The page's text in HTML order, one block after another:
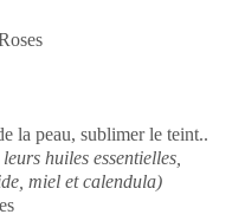
la peau, sublimer le teint..
huiles essentielles,
miel et calendula)